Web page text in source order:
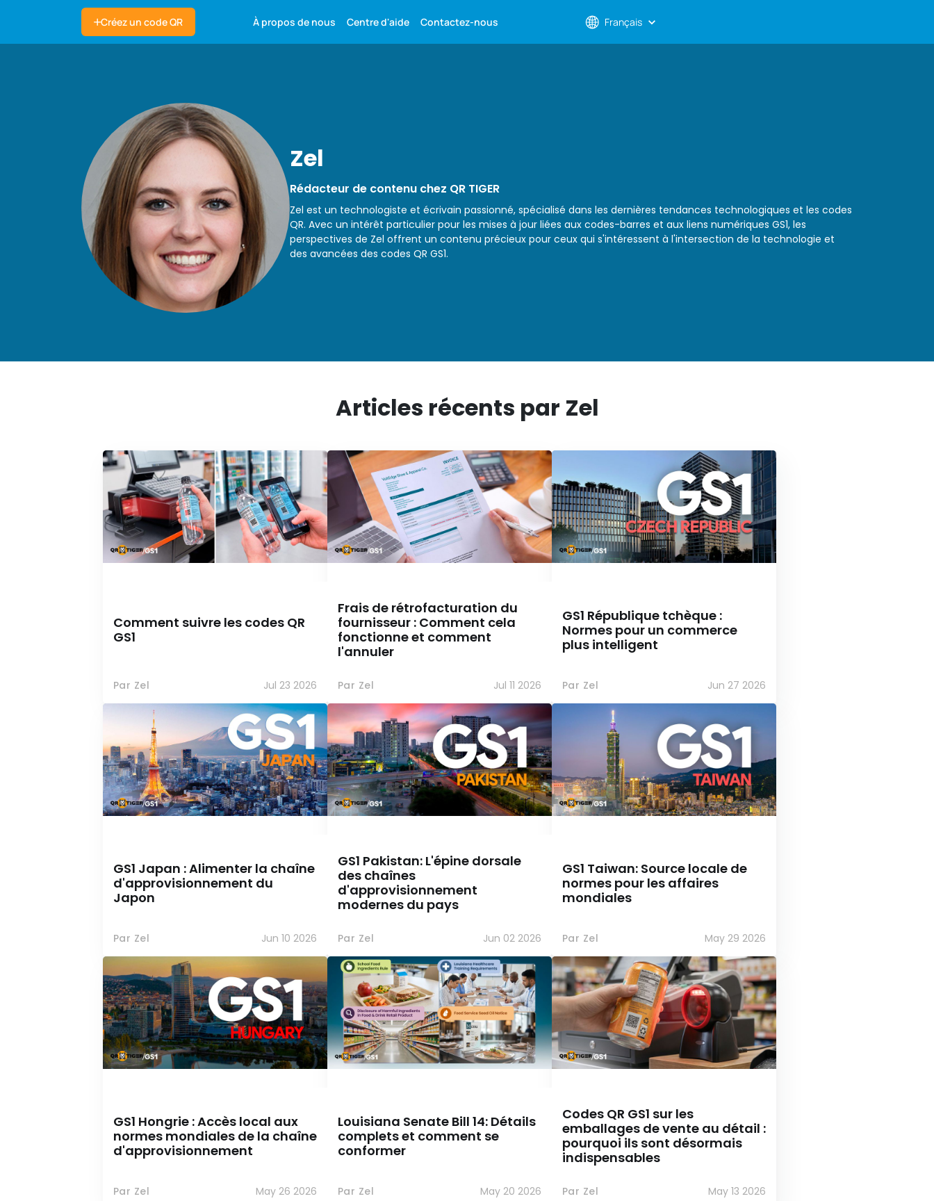
Créez un code QR À propos de nous Centre d'aide Contactez-nous Français
Zel
Rédacteur de contenu chez QR TIGER
Zel est un technologiste et écrivain passionné, spécialisé dans les dernières tendances technologiques et les codes
QR. Avec un intérêt particulier pour les mises à jour liées aux codes-barres et aux liens numériques GS1, les
perspectives de Zel offrent un contenu précieux pour ceux qui s'intéressent à l'intersection de la technologie et
des avancées des codes QR GS1.
Articles récents par Zel
Comment suivre les codes QR
GS1
Par Zel Jul 23 2026
Frais de rétrofacturation du
fournisseur : Comment cela
fonctionne et comment
l'annuler
Par Zel Jul 11 2026
GS1 République tchèque :
Normes pour un commerce
plus intelligent
Par Zel Jun 27 2026
GS1 Japan : Alimenter la chaîne
d'approvisionnement du
Japon
Par Zel Jun 10 2026
GS1 Pakistan: L'épine dorsale
des chaînes
d'approvisionnement
modernes du pays
Par Zel Jun 02 2026
GS1 Taiwan: Source locale de
normes pour les affaires
mondiales
Par Zel May 29 2026
GS1 Hongrie : Accès local aux
normes mondiales de la chaîne
d'approvisionnement
Par Zel May 26 2026
Louisiana Senate Bill 14: Détails
complets et comment se
conformer
Par Zel May 20 2026
Codes QR GS1 sur les
emballages de vente au détail :
pourquoi ils sont désormais
indispensables
Par Zel May 13 2026